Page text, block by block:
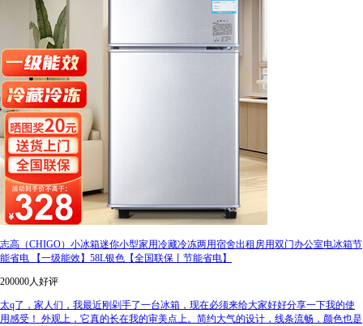
志高（CHIGO）小冰箱迷你小型家用冷藏冷冻两用宿舍出租房用双门办公室电冰箱节
能省电 【一级能效】58L银色【全国联保丨节能省电】
200000人好评
太q了，家人们，我最近刚剁手了一台冰箱，现在必须来给大家好好分享一下我的使
用感受！ 外观上，它真的长在我的审美点上。简约大气的设计，线条流畅，颜色也是